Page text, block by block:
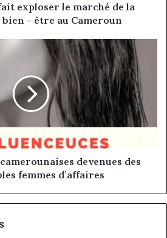
exploser le marché de la
bien - être au Cameroun
devenues des
femmes d’affaires